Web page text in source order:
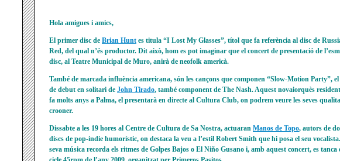
Hola amigues i amics,
El primer disc de Brian Hunt es titula “I Lost My Glasses”, títol que fa referència al disc de
Red, del qual n’és productor. Dit això, hom es pot imaginar que el concert de presentació de
disc, al Teatre Municipal de Muro, anirà de neofolk americà.
També de marcada influència americana, són les cançons que componen “Slow-Motion Party”,
de debut en solitari de John Tirado, també component de The Nash. Aquest novaiorquès
fa molts anys a Palma, el presentarà en directe al Cultura Club, on podrem veure les seves
crooner.
Dissabte a les 19 hores al Centre de Cultura de Sa Nostra, actuaran Manos de Topo, autors de
discs de pop-indie humorístic, on destaca la veu a l’estil Robert Smith que hi posa el seu
seva música recorda els ritmes de Golpes Bajos o El Niño Gusano i, amb aquest concert, es tanca